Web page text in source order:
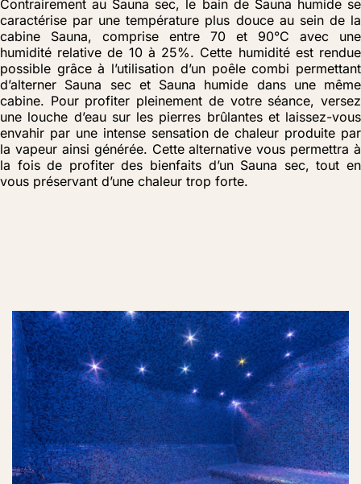
Contrairement au Sauna sec, le bain de Sauna humide se
caractérise par une température plus douce au sein de la
cabine Sauna, comprise entre 70 et 90°C avec une
humidité relative de 10 à 25%. Cette humidité est rendue
possible grâce à l’utilisation d’un poêle combi permettant
d’alterner Sauna sec et Sauna humide dans une même
cabine. Pour profiter pleinement de votre séance, versez
une louche d’eau sur les pierres brûlantes et laissez-vous
envahir par une intense sensation de chaleur produite par
la vapeur ainsi générée. Cette alternative vous permettra à
la fois de profiter des bienfaits d’un Sauna sec, tout en
vous préservant d’une chaleur trop forte.